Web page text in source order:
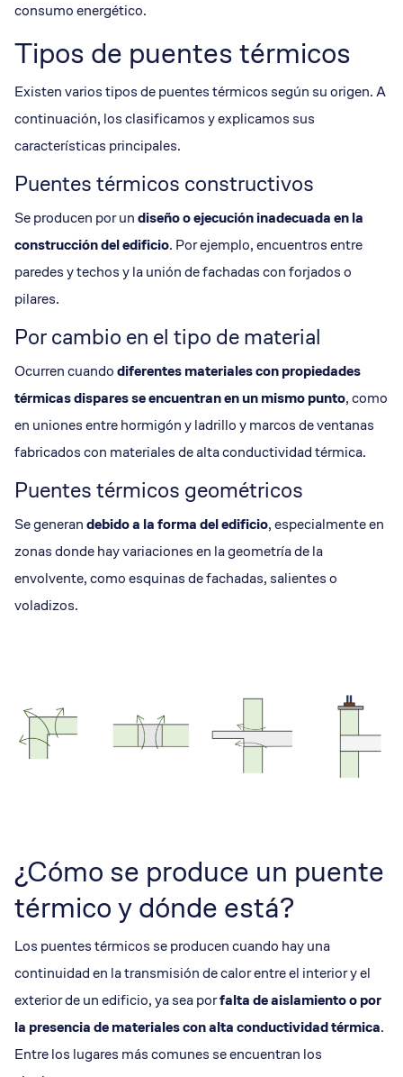
consumo energético.
Tipos de puentes térmicos
Existen varios tipos de puentes térmicos según su origen. A
continuación, los clasificamos y explicamos sus
características principales.
Puentes térmicos constructivos
Se producen por undiseño o ejecución inadecuada en la
construcción del edificio. Por ejemplo, encuentros entre
paredes y techos y la unión de fachadas con forjados o
pilares.
Por cambio en el tipo de material
Ocurren cuandodiferentes materiales con propiedades
térmicas dispares se encuentran en un mismo punto, como
en uniones entre hormigón y ladrillo y marcos de ventanas
fabricados con materiales de alta conductividad térmica.
Puentes térmicos geométricos
Se generandebido a la forma del edificio, especialmente en
zonas donde hay variaciones en la geometría de la
envolvente, como esquinas de fachadas, salientes o
voladizos.
¿Cómo se produce un puente
térmico y dónde está?
Los puentes térmicos se producen cuando hay una
continuidad en la transmisión de calor entre el interior y el
exterior de un edificio, ya sea porfalta de aislamiento o por
la presencia de materiales con alta conductividad térmica.
Entre los lugares más comunes se encuentran los